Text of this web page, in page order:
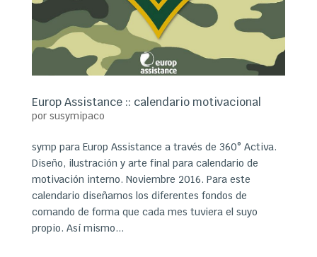
Europ Assistance :: calendario motivacional
por susymipaco
symp para Europ Assistance a través de 360° Activa.
Diseño, ilustración y arte final para calendario de
motivación interno. Noviembre 2016. Para este
calendario diseñamos los diferentes fondos de
comando de forma que cada mes tuviera el suyo
propio. Así mismo...